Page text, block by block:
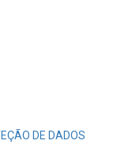
DE DADOS